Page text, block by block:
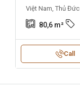
Việt Nam, Thủ Đức
80,6 m²
Call